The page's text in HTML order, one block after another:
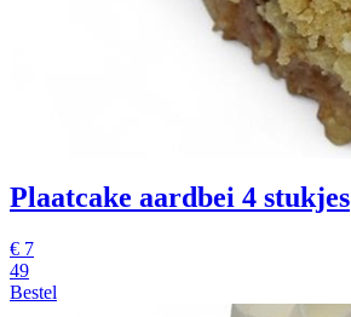
Plaatcake aardbei 4 stukjes
€ 7
49
Bestel